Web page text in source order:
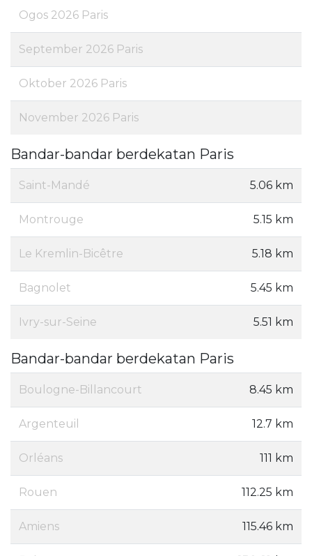
Ogos 2026 Paris
September 2026 Paris
Oktober 2026 Paris
November 2026 Paris
Bandar-bandar berdekatan Paris
Saint-Mandé 5.06 km
Montrouge 5.15 km
Le Kremlin-Bicêtre 5.18 km
Bagnolet 5.45 km
Ivry-sur-Seine 5.51 km
Bandar-bandar berdekatan Paris
Boulogne-Billancourt 8.45 km
Argenteuil 12.7 km
Orléans 111 km
Rouen 112.25 km
Amiens 115.46 km